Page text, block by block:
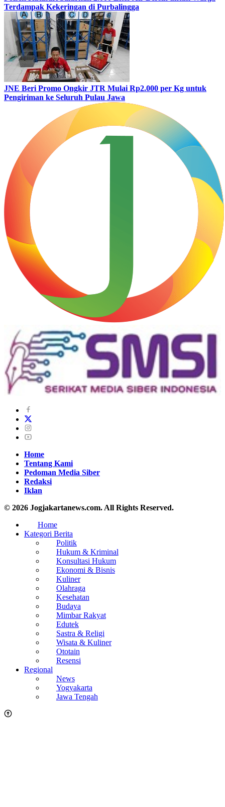
Terdampak Kekeringan di Purbalingga
JNE Beri Promo Ongkir JTR Mulai Rp2.000 per Kg untuk
Pengiriman ke Seluruh Pulau Jawa
Home
Tentang Kami
Pedoman Media Siber
Redaksi
Iklan
© 2026 Jogjakartanews.com. All Rights Reserved.
Home
Kategori Berita
Politik
Hukum & Kriminal
Konsultasi Hukum
Ekonomi & Bisnis
Kuliner
Olahraga
Kesehatan
Budaya
Mimbar Rakyat
Edutek
Sastra & Religi
Wisata & Kuliner
Ototain
Resensi
Regional
News
Yogyakarta
Jawa Tengah